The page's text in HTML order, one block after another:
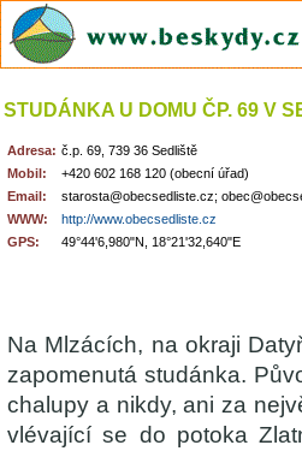
STUDÁNKA U DOMU ČP. 69 V
Adresa: č.p. 69, 739 36 Sedliště
Mobil:
+420 602 168 120 (obecní úřad)
Email:
starosta@obecsedliste.cz;
WWW:
http://www.obecsedliste.cz
GPS:
49°44'6,980"N, 18°21'32,640"E
Na Mlzácích, na okraji
zapomenutá studánka.
chalupy a nikdy, ani za
vlévající se do potoka